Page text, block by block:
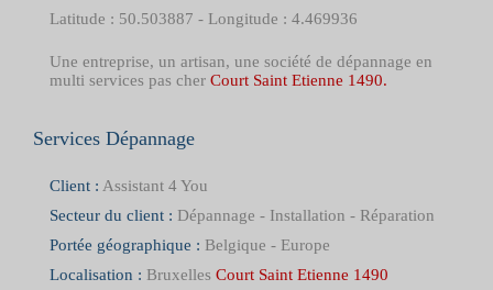
Latitude : 50.503887 - Longitude : 4.469936
Une entreprise, un artisan, une société de dépannage en
multi services pas cher Court Saint Etienne 1490.
Services Dépannage
Client : Assistant 4 You
Secteur du client : Dépannage - Installation - Réparation
Portée géographique : Belgique - Europe
Localisation : Bruxelles Court Saint Etienne 1490